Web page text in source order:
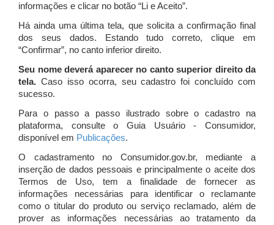
informações e clicar no botão “Li e Aceito”.
Há ainda uma última tela, que solicita a confirmação final
dos seus dados. Estando tudo correto, clique em
“Confirmar”, no canto inferior direito.
Seu nome deverá aparecer no canto superior direito da
tela. Caso isso ocorra, seu cadastro foi concluído com
sucesso.
Para o passo a passo ilustrado sobre o cadastro na
plataforma, consulte o Guia Usuário - Consumidor,
disponível em Publicações.
O cadastramento no Consumidor.gov.br, mediante a
inserção de dados pessoais e principalmente o aceite dos
Termos de Uso, tem a finalidade de fornecer as
informações necessárias para identificar o reclamante
como o titular do produto ou serviço reclamado, além de
prover as informações necessárias ao tratamento da